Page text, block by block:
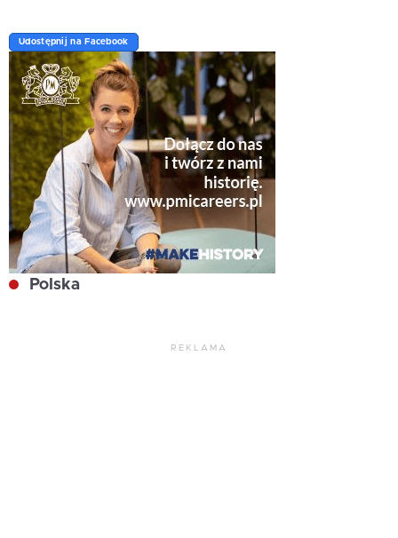
Udostępnij na Facebook
Polska
REKLAMA